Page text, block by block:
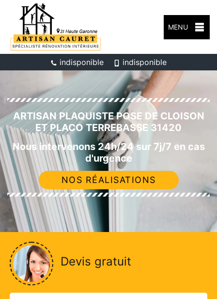
MENU
indisponible indisponible
ARTISAN PLAQUISTE POSE DE CLOISON
ET PLACO TERREBASSE 31420
Nous intervenons 24h/24 sur 7j/7 en cas
d'urgence
NOS RÉALISATIONS
Devis gratuit